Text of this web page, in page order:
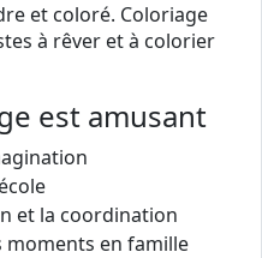
et coloré. Coloriage
à rêver et à colorier
est amusant
et la coordination
moments en famille